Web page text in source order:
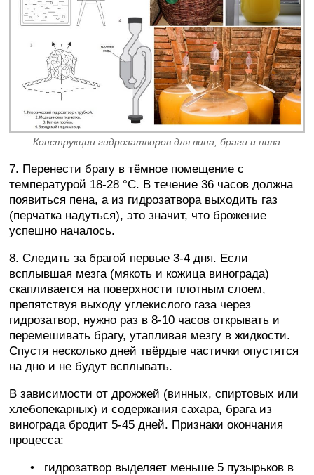
Конструкции гидрозатворов для вина, браги и пива
7. Перенести брагу в тёмное помещение с
температурой 18-28 °C. В течение 36 часов должна
появиться пена, а из гидрозатвора выходить газ
(перчатка надуться), это значит, что брожение
успешно началось.
8. Следить за брагой первые 3-4 дня. Если
всплывшая мезга (мякоть и кожица винограда)
скапливается на поверхности плотным слоем,
препятствуя выходу углекислого газа через
гидрозатвор, нужно раз в 8-10 часов открывать и
перемешивать брагу, утапливая мезгу в жидкости.
Спустя несколько дней твёрдые частички опустятся
на дно и не будут всплывать.
В зависимости от дрожжей (винных, спиртовых или
хлебопекарных) и содержания сахара, брага из
винограда бродит 5-45 дней. Признаки окончания
процесса:
гидрозатвор выделяет меньше 5 пузырьков в